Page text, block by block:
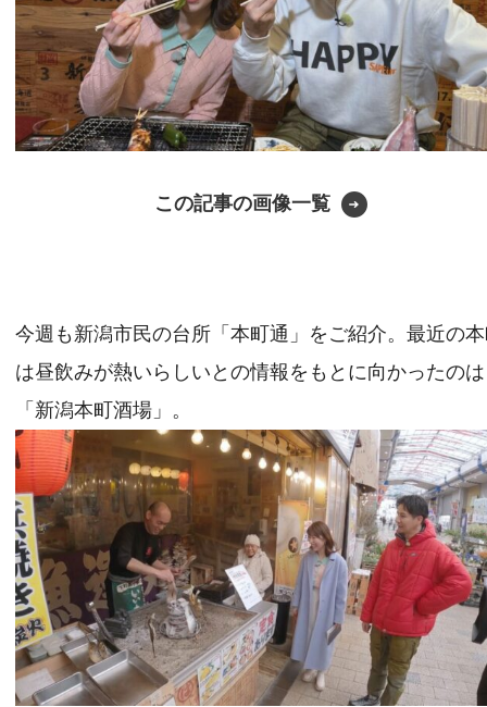
この記事の画像一覧
今週も新潟市民の台所「本町通」をご紹介。最近の
は昼飲みが熱いらしいとの情報をもとに向かったのは
「新潟本町酒場」。